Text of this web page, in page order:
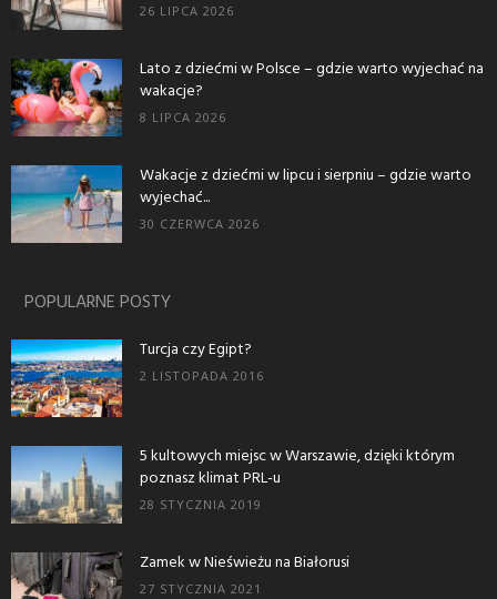
26 LIPCA 2026
Lato z dziećmi w Polsce – gdzie warto wyjechać na
wakacje?
8 LIPCA 2026
Wakacje z dziećmi w lipcu i sierpniu – gdzie warto
wyjechać...
30 CZERWCA 2026
POPULARNE POSTY
Turcja czy Egipt?
2 LISTOPADA 2016
5 kultowych miejsc w Warszawie, dzięki którym
poznasz klimat PRL-u
28 STYCZNIA 2019
Zamek w Nieświeżu na Białorusi
27 STYCZNIA 2021